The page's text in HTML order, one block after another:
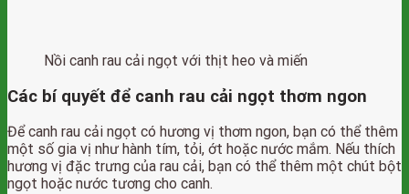
Nồi canh rau cải ngọt với thịt heo và miến
Các bí quyết để canh rau cải ngọt thơm ngon
Để canh rau cải ngọt có hương vị thơm ngon, bạn có thể thêm
một số gia vị như hành tím, tỏi, ớt hoặc nước mắm. Nếu thích
hương vị đặc trưng của rau cải, bạn có thể thêm một chút bột
ngọt hoặc nước tương cho canh.